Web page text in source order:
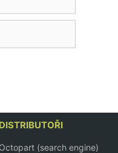
DISTRIBUTOŘI
Octopart (search engine)